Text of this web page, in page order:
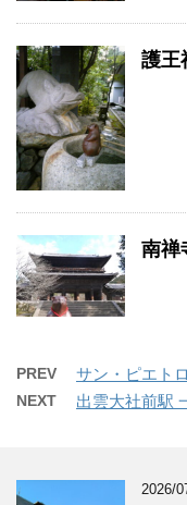
護王
南禅
PREV サン・ピエト
NEXT 出雲大社前駅
2026/